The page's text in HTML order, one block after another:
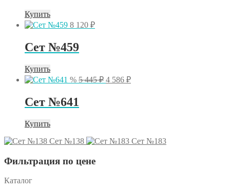
Купить
8 120 ₽
Сет №459
Купить
% 5 445₽ Первоначальная
4 586 ₽Текущая
Сет №641
Купить
Сет №138
Сет №183
Фильтрация по цене
Каталог